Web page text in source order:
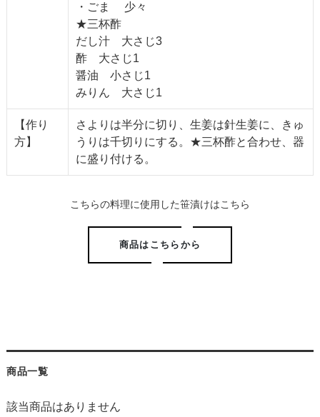
・ごま 少々
★三杯酢
だし汁 大さじ3
酢 大さじ1
醤油 小さじ1
みりん 大さじ1
【作り
方】
さよりは半分に切り、生姜は針生姜に、きゅ
うりは千切りにする。★三杯酢と合わせ、器
に盛り付ける。
こちらの料理に使用した笹漬けはこちら
商品はこちらから
商品一覧
該当商品はありません